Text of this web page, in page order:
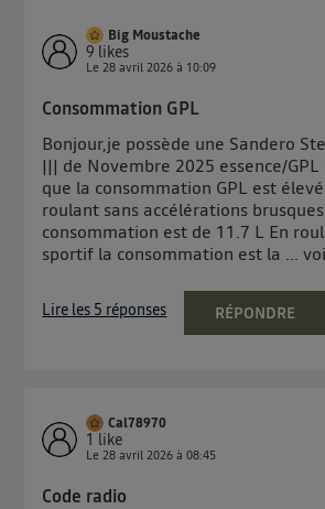
Big Moustache
9 likes
Le28 avril 2026 à 10:09
Consommation GPL
Bonjour,je possède une Sandero
||| de Novembre 2025 essence/
que la consommation GPL est
roulant sans accélérations
consommation est de 11.7 L En
sportif la consommation est la ...
Lire les 5 réponses RÉPONDRE
Cal78970
1like
Le28 avril 2026 à08:45
Code radio